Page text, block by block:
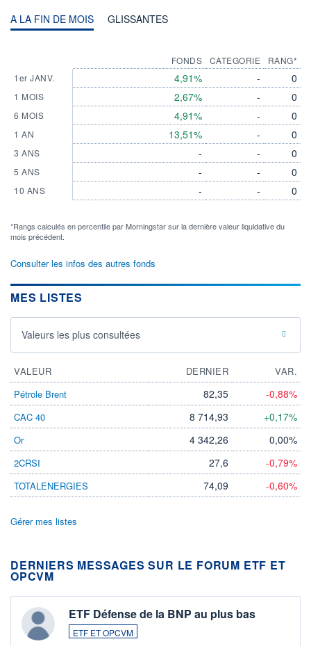
A LA FIN DE MOIS GLISSANTES
1er JANV.
1 MOIS
6 MOIS
1 AN
3 ANS
5 ANS
10 ANS
FONDS
4,91%
2,67%
4,91%
13,51%
-
-
-
CATEGORIE
-
-
-
-
-
-
-
RANG*
0
0
0
0
0
0
0
*Rangs calculés en percentile par Morningstar sur la dernière valeur liquidative du
mois précédent.
Consulter les infos des autres fonds
MES LISTES
Valeurs les plus consultées
VALEUR DERNIER
VAR.
Pétrole Brent
82,35 -0,88%
CAC 40 8 714,93 +0,17%
Or 4 342,26 0,00%
2CRSI 27,6 -0,79%
TOTALENERGIES 74,09 -0,60%
Gérer mes listes
DERNIERS MESSAGES SUR LE FORUM ETF ET
OPCVM
ETF Défense de la BNP au plus bas
ETF ET OPCVM